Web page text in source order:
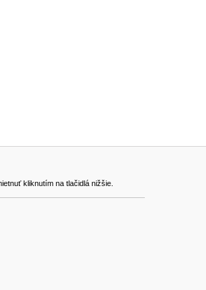
kliknutím na tlačidlá nižšie.